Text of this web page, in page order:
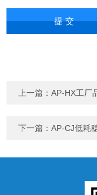
上一篇：AP-HX工厂
下一篇：AP-CJ低耗